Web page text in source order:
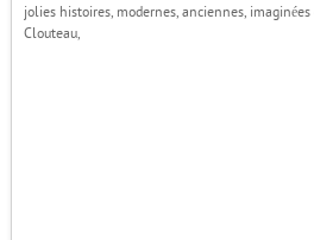
jolies histoires, modernes, anciennes, imaginées
Clouteau,